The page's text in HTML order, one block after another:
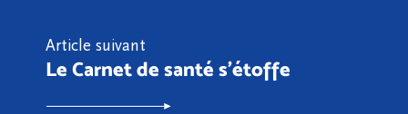
Article suivant
Le Carnet de santé s’étoffe